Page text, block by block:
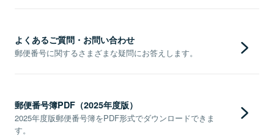
よくあるご質問・お問い合わせ
郵便番号に関するさまざまな疑問にお答えします。
郵便番号簿PDF（2025年度版）
2025年度版郵便番号簿をPDF形式でダウンロードできま
す。